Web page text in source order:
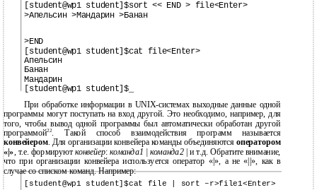
[student@wp1 student]$sort << END > file<Enter>
>Апельсин >Мандарин >Банан
>END
[student@wp1 student]$cat file<Enter>
Апельсин
Банан
Мандарин
[student@wp1 student]$_
При обработке информации в UNIX-системах выходные данные одной
программы могут поступать на вход другой. Это необходимо, например, для
того, чтобы вывод одной программы был автоматически обработан другой
программой22. Такой способ взаимодействия программ называется
конвейером. Для организации конвейера команды объединяются оператором
«|», т.е. формируют конвейер:команда1 | команда2 | и т.д. Обратите внимание,
что при организации конвейера используется оператор «|», а не «||», как в
случае со списком команд. Например:
[student@wp1 student]$cat file | sort –r>file1<Enter>